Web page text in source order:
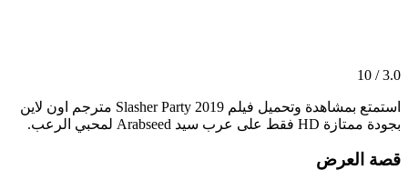
3.0 / 10
استمتع بمشاهدة وتحميل فيلم Slasher Party 2019 مترجم اون لاين
بجودة ممتازة HD فقط على عرب سيد Arabseed لمحبي الرعب.
قصة العرض